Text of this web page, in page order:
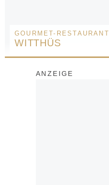
GOURMET-RESTAURANT
WITTHÜS
ANZEIGE